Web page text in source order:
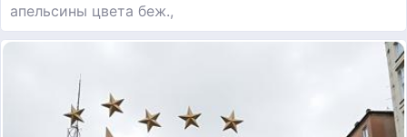
апельсины цвета беж.,